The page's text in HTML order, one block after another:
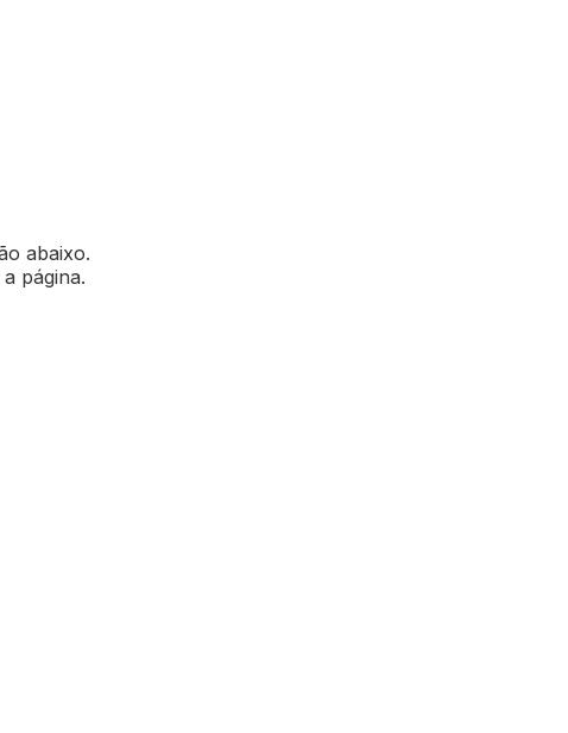
abaixo.
página.